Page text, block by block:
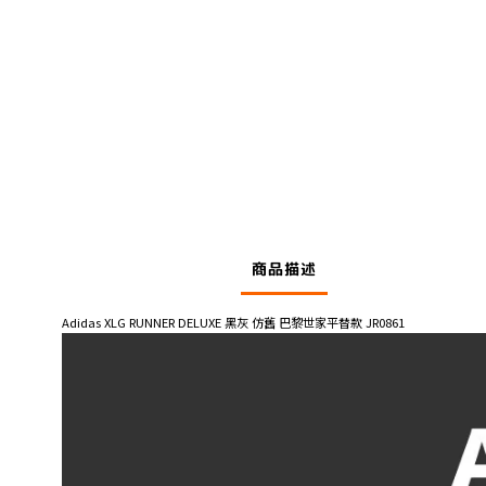
商品描述
Adidas XLG RUNNER DELUXE 黑灰 仿舊 巴黎世家平替款 JR0861